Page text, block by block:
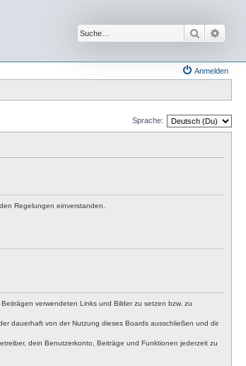
Suche
Anmelden
Sprache:
Regelungen einverstanden.
verwendeten Links und Bilder zu setzen bzw. zu
dauerhaft von der Nutzung dieses Boards ausschließen und dir
dein Benutzerkonto, Beiträge und Funktionen jederzeit zu